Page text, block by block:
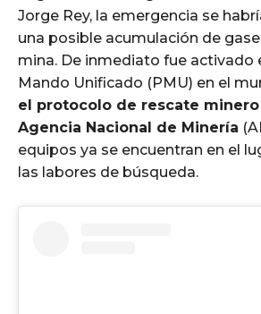
Jorge Rey, la emergencia se
una posible acumulación de
mina. De inmediato fue activado
Mando Unificado (PMU) en el
el protocolo de rescate
Agencia Nacional de Minería
equipos ya se encuentran en el
las labores de búsqueda.